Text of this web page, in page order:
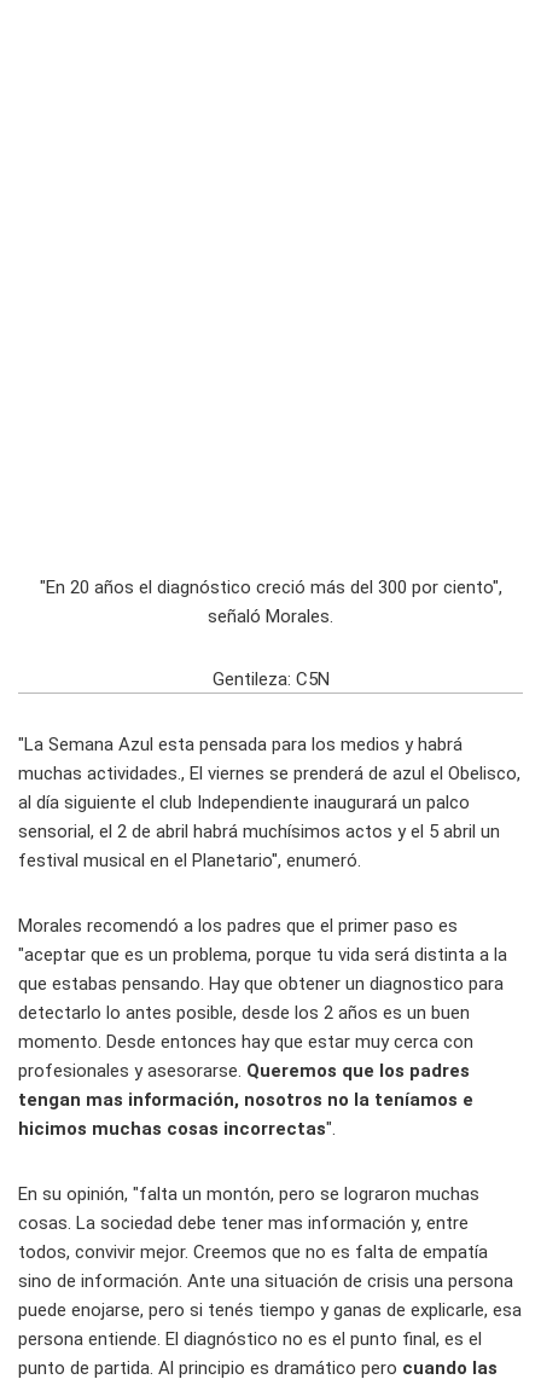
"En 20 años el diagnóstico creció más del 300 por ciento",
señaló Morales.
Gentileza: C5N
"La Semana Azul esta pensada para los medios y habrá
muchas actividades., El viernes se prenderá de azul el Obelisco,
al día siguiente el club Independiente inaugurará un palco
sensorial, el 2 de abril habrá muchísimos actos y el 5 abril un
festival musical en el Planetario", enumeró.
Morales recomendó a los padres que el primer paso es
"aceptar que es un problema, porque tu vida será distinta a la
que estabas pensando. Hay que obtener un diagnostico para
detectarlo lo antes posible, desde los 2 años es un buen
momento. Desde entonces hay que estar muy cerca con
profesionales y asesorarse. Queremos que los padres
tengan mas información, nosotros no la teníamos e
hicimos muchas cosas incorrectas".
En su opinión, "falta un montón, pero se lograron muchas
cosas. La sociedad debe tener mas información y, entre
todos, convivir mejor. Creemos que no es falta de empatía
sino de información. Ante una situación de crisis una persona
puede enojarse, pero si tenés tiempo y ganas de explicarle, esa
persona entiende. El diagnóstico no es el punto final, es el
punto de partida. Al principio es dramático pero cuando las